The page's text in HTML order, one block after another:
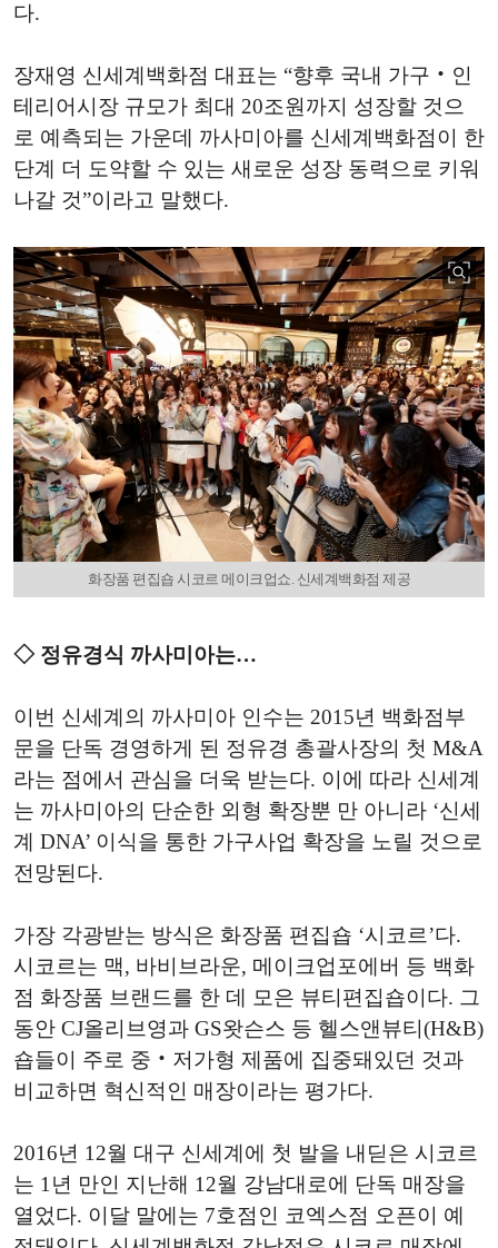
다.
장재영 신세계백화점 대표는 “향후 국내 가구‧인
테리어시장 규모가 최대 20조원까지 성장할 것으
로 예측되는 가운데 까사미아를 신세계백화점이 한
단계 더 도약할 수 있는 새로운 성장 동력으로 키워
나갈 것”이라고 말했다.
화장품 편집숍 시코르 메이크업쇼. 신세계백화점 제공
◇ 정유경식 까사미아는…
이번 신세계의 까사미아 인수는 2015년 백화점부
문을 단독 경영하게 된 정유경 총괄사장의 첫 M&A
라는 점에서 관심을 더욱 받는다. 이에 따라 신세계
는 까사미아의 단순한 외형 확장뿐 만 아니라 ‘신세
계 DNA’ 이식을 통한 가구사업 확장을 노릴 것으로
전망된다.
가장 각광받는 방식은 화장품 편집숍 ‘시코르’다.
시코르는 맥, 바비브라운, 메이크업포에버 등 백화
점 화장품 브랜드를 한 데 모은 뷰티편집숍이다. 그
동안 CJ올리브영과 GS왓슨스 등 헬스앤뷰티(H&B)
숍들이 주로 중‧저가형 제품에 집중돼있던 것과
비교하면 혁신적인 매장이라는 평가다.
2016년 12월 대구 신세계에 첫 발을 내딛은 시코르
는 1년 만인 지난해 12월 강남대로에 단독 매장을
열었다. 이달 말에는 7호점인 코엑스점 오픈이 예